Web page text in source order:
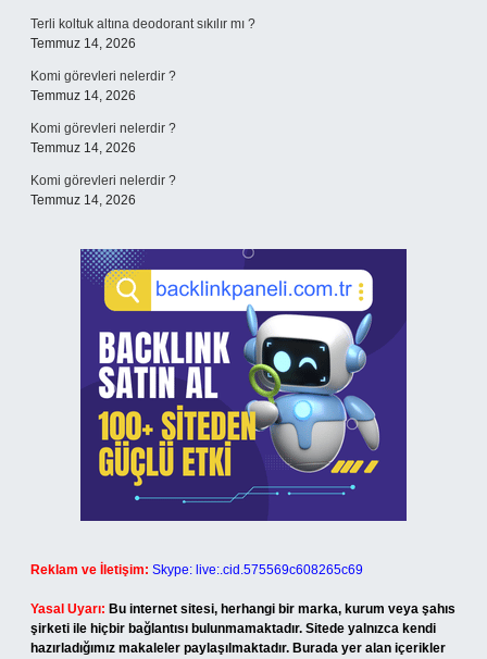
Terli koltuk altına deodorant sıkılır mı ?
Temmuz 14, 2026
Komi görevleri nelerdir ?
Temmuz 14, 2026
Komi görevleri nelerdir ?
Temmuz 14, 2026
Komi görevleri nelerdir ?
Temmuz 14, 2026
Reklam ve İletişim: Skype: live:.cid.575569c608265c69
Yasal Uyarı: Bu internet sitesi, herhangi bir marka, kurum veya şahıs
şirketi ile hiçbir bağlantısı bulunmamaktadır. Sitede yalnızca kendi
hazırladığımız makaleler paylaşılmaktadır. Burada yer alan içerikler